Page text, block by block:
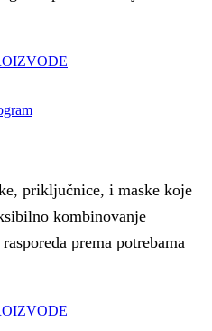
priključnice, i maske koje
kombinovanje
prema potrebama